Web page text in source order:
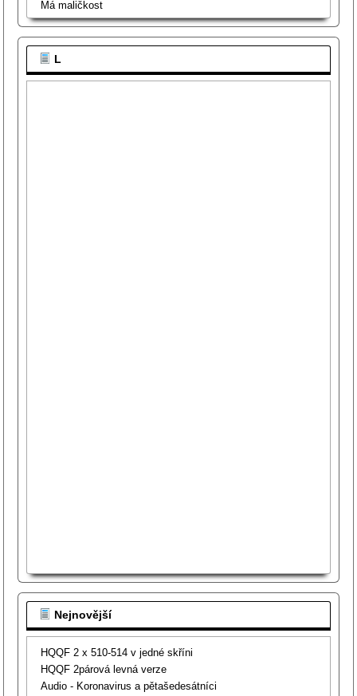
Má maličkost
L
Nejnovější
HQQF 2 x 510-514 v jedné skříni
HQQF 2párová levná verze
Audio - Koronavirus a pětašedesátníci